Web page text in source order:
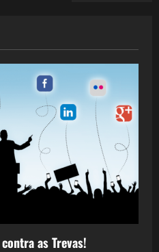
as Trevas!